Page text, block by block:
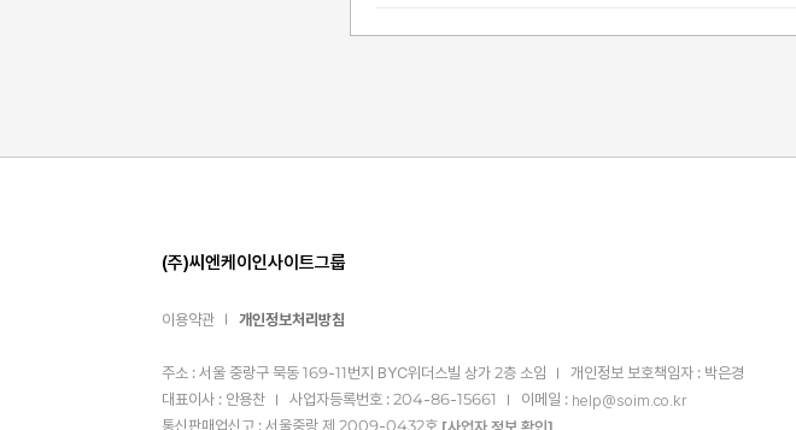
(주)씨엔케이인사이트그룹
이용약관 개인정보처리방침
주소 : 서울 중랑구 묵동 169-11번지 BYC위더스빌 상가 2층 소임
개인정보 보호책임자 : 박은경
대표이사 : 안용찬
사업자등록번호 : 204-86-15661 이메일 : help@soim.co.kr
통신판매업신고 : 서울중랑 제 2009-0432호